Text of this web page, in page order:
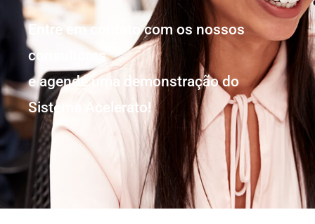
Entre em contato com os nossos
consultores
e agende uma demonstração do
Sistema Acelerato!